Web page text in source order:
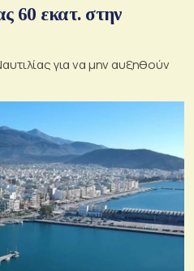
60 εκατ. στην
αυξηθούν